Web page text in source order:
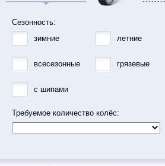
Сезонность:
зимние
летние
всесезонные грязевые
с шипами
Требуемое количество колёс: